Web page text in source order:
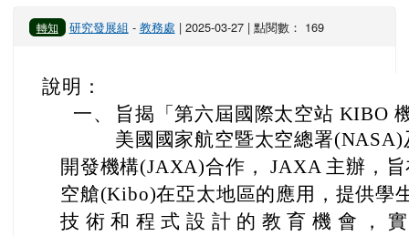
轉知 研究發展組 - 教務處 | 2025-03-27 | 點閱數： 169
說明：
一、
旨揭「第六屆國際太空站 KIBO
美國國家航空暨太空總署
開發機構(JAXA)合作， JAXA 主辦，
空艙(Kibo)在亞太地區的應用，提供學
技 術 和 程 式 設 計 的 教 育 機 會 ，